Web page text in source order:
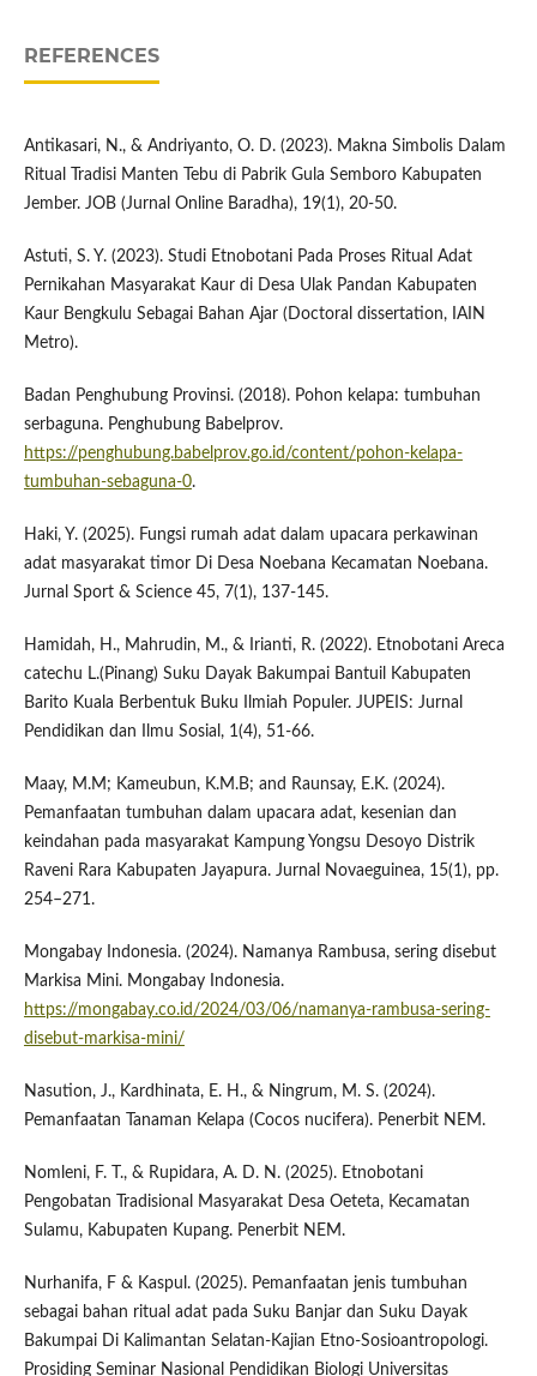
REFERENCES
Antikasari, N., & Andriyanto, O. D. (2023). Makna Simbolis Dalam
Ritual Tradisi Manten Tebu di Pabrik Gula Semboro Kabupaten
Jember. JOB (Jurnal Online Baradha), 19(1), 20-50.
Astuti, S. Y. (2023). Studi Etnobotani Pada Proses Ritual Adat
Pernikahan Masyarakat Kaur di Desa Ulak Pandan Kabupaten
Kaur Bengkulu Sebagai Bahan Ajar (Doctoral dissertation, IAIN
Metro).
Badan Penghubung Provinsi. (2018). Pohon kelapa: tumbuhan
serbaguna. Penghubung Babelprov.
https://penghubung.babelprov.go.id/content/pohon-kelapa-
tumbuhan-sebaguna-0.
Haki, Y. (2025). Fungsi rumah adat dalam upacara perkawinan
adat masyarakat timor Di Desa Noebana Kecamatan Noebana.
Jurnal Sport & Science 45, 7(1), 137-145.
Hamidah, H., Mahrudin, M., & Irianti, R. (2022). Etnobotani Areca
catechu L.(Pinang) Suku Dayak Bakumpai Bantuil Kabupaten
Barito Kuala Berbentuk Buku Ilmiah Populer. JUPEIS: Jurnal
Pendidikan dan Ilmu Sosial, 1(4), 51-66.
Maay, M.M; Kameubun, K.M.B; and Raunsay, E.K. (2024).
Pemanfaatan tumbuhan dalam upacara adat, kesenian dan
keindahan pada masyarakat Kampung Yongsu Desoyo Distrik
Raveni Rara Kabupaten Jayapura. Jurnal Novaeguinea, 15(1), pp.
254–271.
Mongabay Indonesia. (2024). Namanya Rambusa, sering disebut
Markisa Mini. Mongabay Indonesia.
https://mongabay.co.id/2024/03/06/namanya-rambusa-sering-
disebut-markisa-mini/
Nasution, J., Kardhinata, E. H., & Ningrum, M. S. (2024).
Pemanfaatan Tanaman Kelapa (Cocos nucifera). Penerbit NEM.
Nomleni, F. T., & Rupidara, A. D. N. (2025). Etnobotani
Pengobatan Tradisional Masyarakat Desa Oeteta, Kecamatan
Sulamu, Kabupaten Kupang. Penerbit NEM.
Nurhanifa, F & Kaspul. (2025). Pemanfaatan jenis tumbuhan
sebagai bahan ritual adat pada Suku Banjar dan Suku Dayak
Bakumpai Di Kalimantan Selatan-Kajian Etno-Sosioantropologi.
Prosiding Seminar Nasional Pendidikan Biologi Universitas